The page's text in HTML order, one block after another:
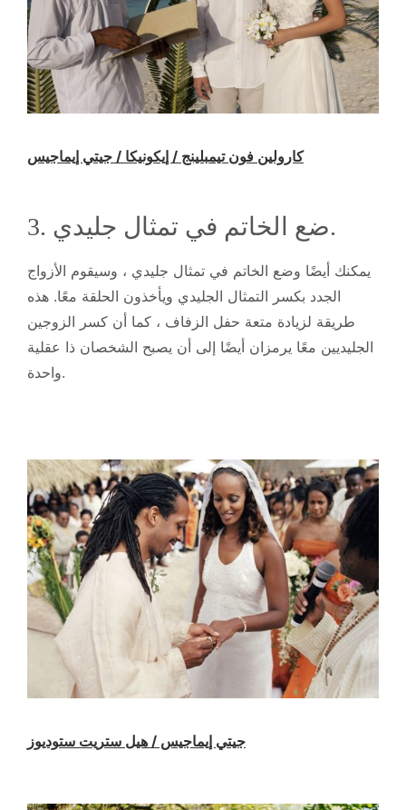
كارولين فون تيمبلينج / إيكونيكا / جيتي إيماجيس
3. ضع الخاتم في تمثال جليدي.
يمكنك أيضًا وضع الخاتم في تمثال جليدي ، وسيقوم الأزواج
الجدد بكسر التمثال الجليدي ويأخذون الحلقة معًا. هذه
طريقة لزيادة متعة حفل الزفاف ، كما أن كسر الزوجين
الجليديين معًا يرمزان أيضًا إلى أن يصبح الشخصان ذا عقلية
واحدة.
جيتي إيماجيس / هيل ستريت ستوديوز